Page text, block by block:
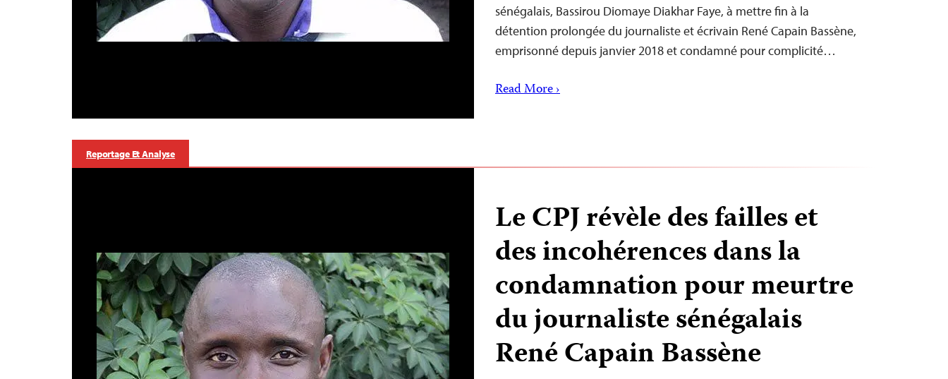
sénégalais, Bassirou Diomaye Diakhar Faye, à mettre fin à la
détention prolongée du journaliste et écrivain René Capain Bassène,
emprisonné depuis janvier 2018 et condamné pour complicité…
Read More ›
Reportage Et Analyse
Le CPJ révèle des failles et
des incohérences dans la
condamnation pour meurtre
du journaliste sénégalais
René Capain Bassène